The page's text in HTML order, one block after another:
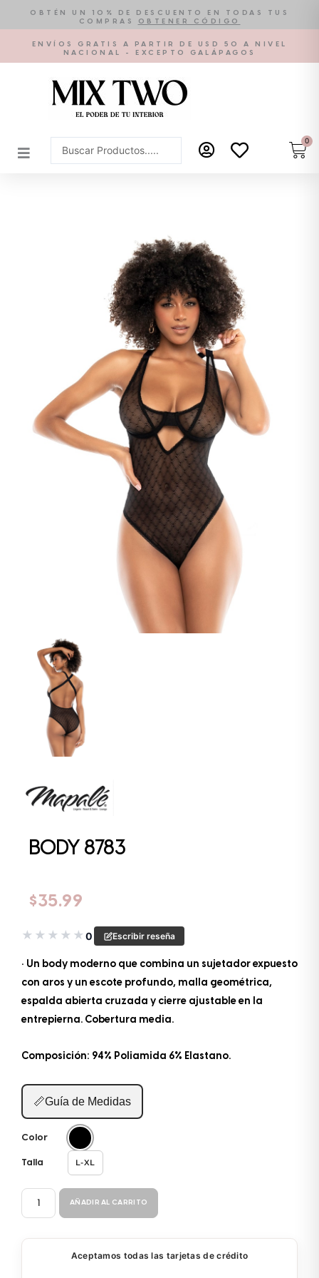
contenido
OBTÉN UN 10% DE DESCUENTO EN TODAS TUS
COMPRAS
OBTENER CÓDIGO
ENVÍOS GRATIS A PARTIR DE USD 50 A NIVEL
NACIONAL - EXCEPTO GALÁPAGOS
Search
...
0
BODY 8783
$35.99
★ ★ ★ ★ ★0 Escribir reseña
• Un body moderno que combina un sujetador expuesto
con aros y un escote profundo, malla geométrica,
espalda abierta cruzada y cierre ajustable en la
entrepierna. Cobertura media.
Composición: 94% Poliamida 6% Elastano.
📏Guía de Medidas
Color
Talla L-XL
BODY
8783
AÑADIR AL CARRITO
Aceptamos todas las tarjetas de crédito